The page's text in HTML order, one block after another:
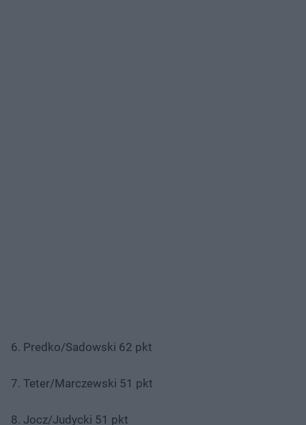
6. Predko/Sadowski 62 pkt
7. Teter/Marczewski 51 pkt
8. Jocz/Judycki 51 pkt